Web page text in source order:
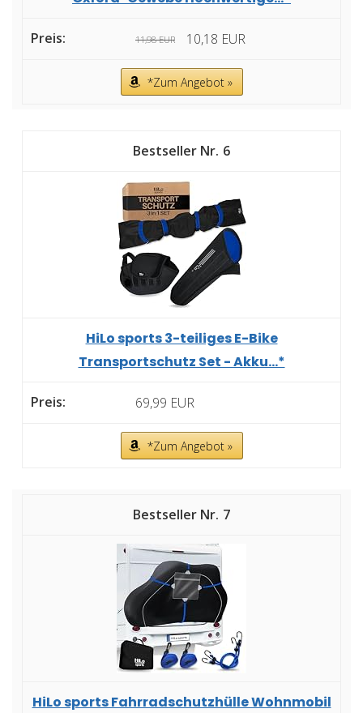
11,98 EUR 10,18 EUR
*Zum Angebot »
6
HiLo sports 3-teiliges E-Bike
Transportschutz Set - Akku...*
69,99 EUR
*Zum Angebot »
7
HiLo sports Fahrradschutzhülle Wohnmobil